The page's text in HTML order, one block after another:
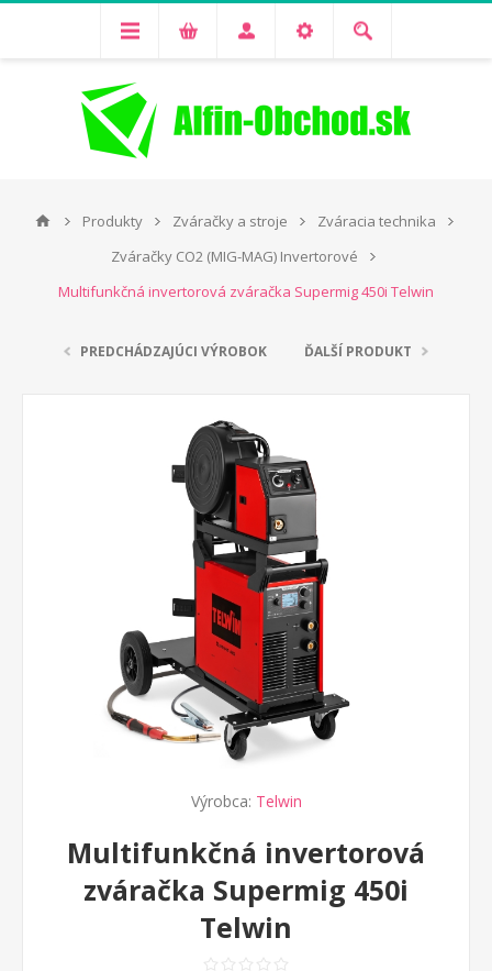
Produkty Zváračky a stroje
Zváracia technika
Zváračky CO2 (MIG-MAG) Invertorové
Multifunkčná invertorová zváračka Supermig 450i Telwin
PREDCHÁDZAJÚCI VÝROBOK ĎALŠÍ PRODUKT
Výrobca: Telwin
Multifunkčná invertorová
zváračka Supermig 450i
Telwin